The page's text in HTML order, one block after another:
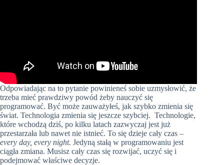
Odpowiadając na to pytanie powinieneś sobie uzmysłowić, że
trzeba mieć prawdziwy powód żeby nauczyć się
programować. Być może zauważyłeś, jak szybko zmienia się
świat. Technologia zmienia się jeszcze szybciej. Technologie,
które wchodzą dziś, po kilku latach zazwyczaj jest już
przestarzała lub nawet nie istnieć. To się dzieje cały czas –
every day, every night. Jedyną stałą w programowaniu jest
ciągła zmiana. Musisz cały czas się rozwijać, uczyć się i
podejmować właściwe decyzje.